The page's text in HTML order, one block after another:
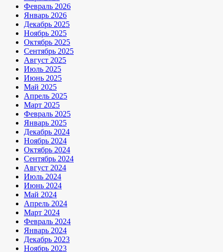
Февраль 2026
Январь 2026
Декабрь 2025
Ноябрь 2025
Октябрь 2025
Сентябрь 2025
Август 2025
Июль 2025
Июнь 2025
Май 2025
Апрель 2025
Март 2025
Февраль 2025
Январь 2025
Декабрь 2024
Ноябрь 2024
Октябрь 2024
Сентябрь 2024
Август 2024
Июль 2024
Июнь 2024
Май 2024
Апрель 2024
Март 2024
Февраль 2024
Январь 2024
Декабрь 2023
Ноябрь 2023